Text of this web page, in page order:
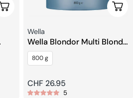
Choisissez Les Options
Fournisseur:
Wella
Wella Blondor Multi Blonde
7 Powder
800 g
Prix
CHF 26.95
5